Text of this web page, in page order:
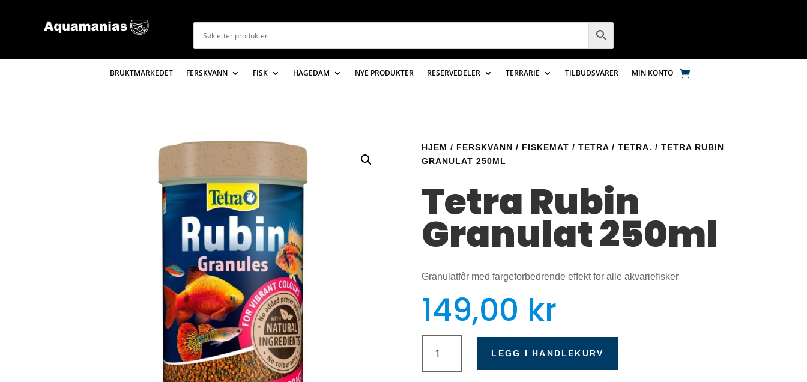
BRUKTMARKEDET FERSKVANN FISK HAGEDAM NYE PRODUKTER RESERVEDELER TERRARIE TILBUDSVARER MIN KONTO
HJEM / FERSKVANN / FISKEMAT / TETRA/ TETRA. / TETRA RUBIN
GRANULAT 250ML
Tetra Rubin
Granulat 250ml
Granulatfôr med fargeforbedrende effekt for alle akvariefisker
149,00 kr
Tetra
Rubin
Granulat
LEGG I HANDLEKURV